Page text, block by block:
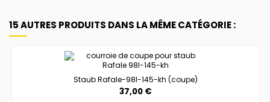
15 AUTRES PRODUITS DANS LA MÊME CATÉGORIE :
Staub Rafale-98l-145-kh (coupe)
37,00 €